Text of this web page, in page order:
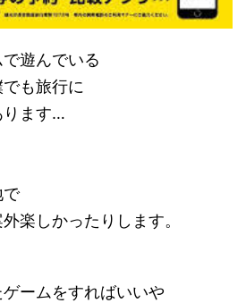
遊んでいる
も旅行に
ります…
で
楽しかったりします。
ームをすればいいや